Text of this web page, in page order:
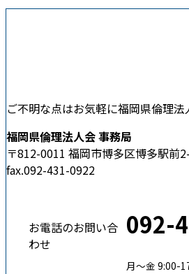
ご不明な点はお気軽に福岡県倫理
福岡県倫理法人会 事務局
〒812-0011 福岡市博多区博多駅前
fax.092-431-0922
お電話のお問い合
わせ
092-
月〜金 9:00-